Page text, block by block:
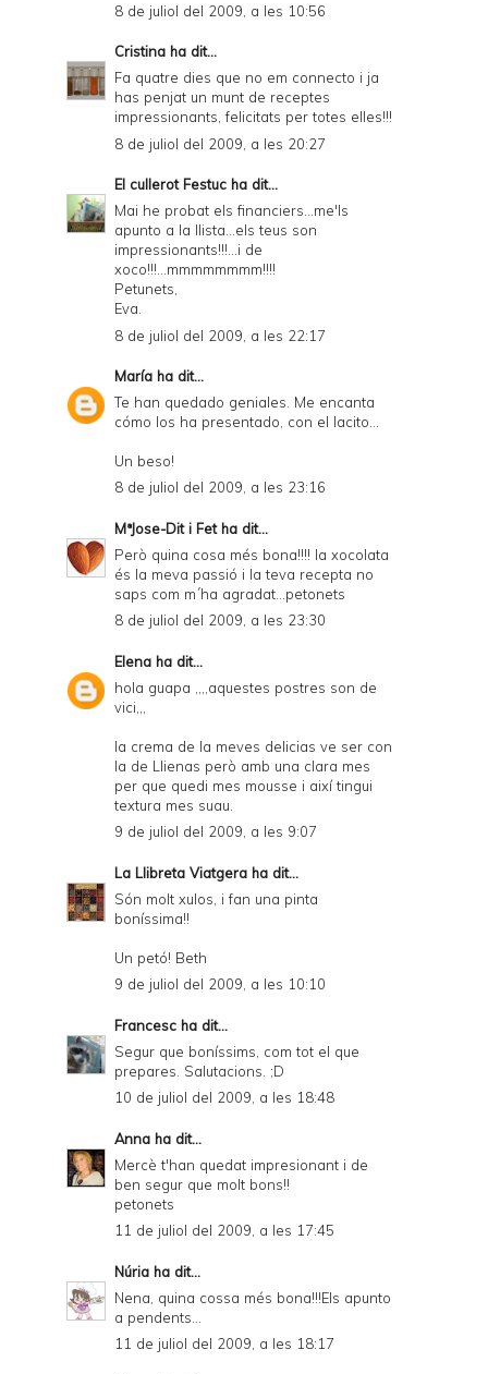
8 de juliol del 2009, a les 10:56
Cristina ha dit...
Fa quatre dies que no em connecto i ja
has penjat un munt de receptes
impressionants, felicitats per totes elles!!!
8 de juliol del 2009, a les 20:27
El cullerot Festuc ha dit...
Mai he probat els financiers...me'ls
apunto a la llista...els teus son
impressionants!!!...i de
xoco!!!...mmmmmmmm!!!!
Petunets,
Eva.
8 de juliol del 2009, a les 22:17
María ha dit...
Te han quedado geniales. Me encanta
cómo los ha presentado, con el lacito...
Un beso!
8 de juliol del 2009, a les 23:16
MªJose-Dit i Fetha dit...
Però quina cosa més bona!!!! la xocolata
és la meva passió i la teva recepta no
saps com m´ha agradat...petonets
8 de juliol del 2009, a les 23:30
Elena ha dit...
hola guapa ,,,,aquestes postres son de
vici,,,
la crema de la meves delicias ve ser con
la de Llienas però amb una clara mes
per que quedi mes mousse i així tingui
textura mes suau.
9 de juliol del 2009, a les 9:07
La Llibreta Viatgera ha dit...
Són molt xulos, i fan una pinta
boníssima!!
Un petó! Beth
9 de juliol del 2009, a les 10:10
Francesc ha dit...
Segur que boníssims, com tot el que
prepares. Salutacions. ;D
10 de juliol del 2009, a les 18:48
Anna ha dit...
Mercè t'han quedat impresionant i de
ben segur que molt bons!!
petonets
11 de juliol del 2009, a les 17:45
Núria ha dit...
Nena, quina cossa més bona!!!Els apunto
a pendents...
11 de juliol del 2009, a les 18:17